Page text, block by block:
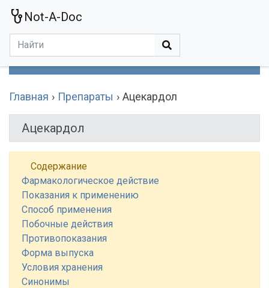
Not-A-Doc
Главная Препараты Ацекардол
Ацекардол
Содержание
Фармакологическое действие
Показания к применению
Способ применения
Побочные действия
Противопоказания
Форма выпуска
Условия хранения
Синонимы